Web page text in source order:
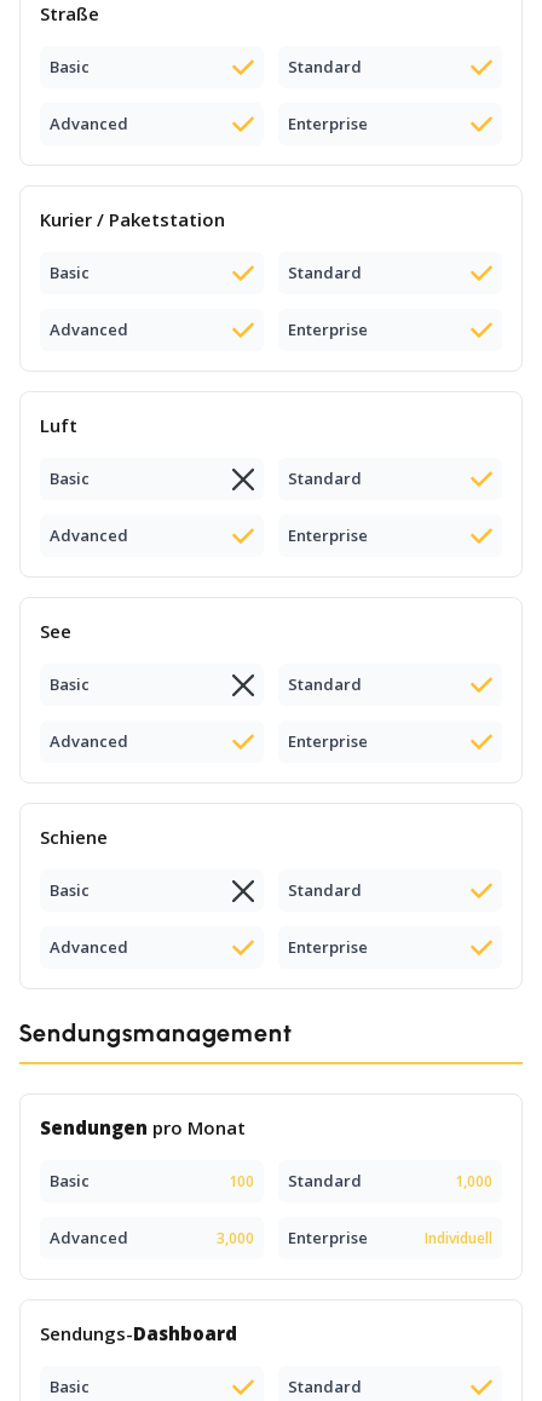
Straße
Basic Standard
Advanced Enterprise
Kurier / Paketstation
Basic Standard
Advanced Enterprise
Luft
Basic Standard
Advanced Enterprise
See
Basic Standard
Advanced Enterprise
Schiene
Basic Standard
Advanced Enterprise
Sendungsmanagement
Sendungen pro Monat
Basic 100 Standard 1,000
Advanced 3,000 Enterprise Individuell
Sendungs-Dashboard
Basic Standard